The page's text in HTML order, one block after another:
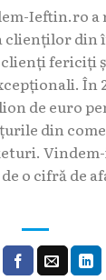
Ieftin.ro a
clienților din
fericiți
În
de euro
din
o cifră de